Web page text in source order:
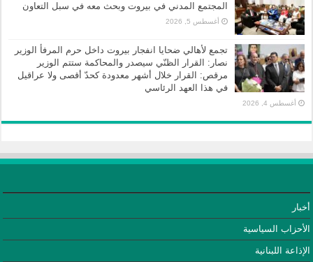
المجتمع المدني في بيروت وبحث معه في سبل التعاون
أغسطس 5, 2026
تجمع لأهالي ضحايا انفجار بيروت داخل حرم المرفأ الوزير
نصار: القرار الظنّي سيصدر والمحاكمة ستتم الوزير
مرقص: القرار خلال أشهر معدودة كحدّ أقصى ولا عراقيل
في هذا العهد الرئاسي
أغسطس 4, 2026
أخبار
الأحزاب السياسية
الإذاعة اللبنانية